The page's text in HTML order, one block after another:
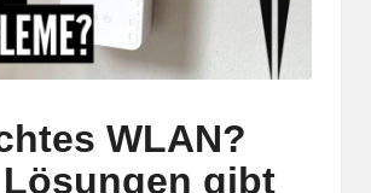
WLAN?
Lösungen gibt